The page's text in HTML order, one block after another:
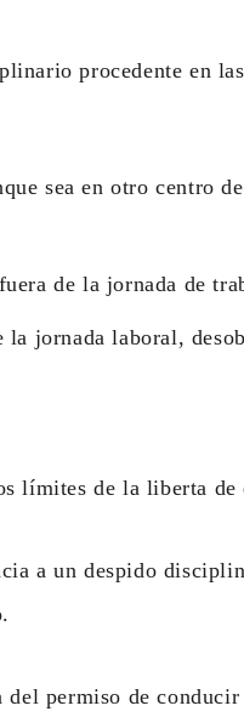
procedente en
sea en otro centro
de la jornada de
jornada laboral,
límites de la liberta de
a un despido
permiso de conducir